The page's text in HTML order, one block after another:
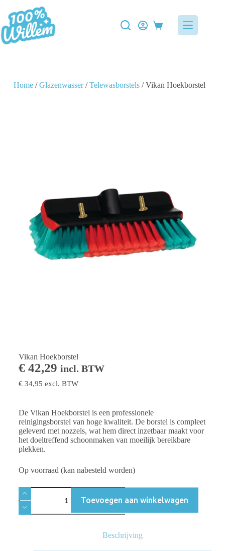
Home/Glazenwasser/Telewasborstels/ Vikan Hoekborstel
Vikan Hoekborstel
€42,29 incl. BTW
€34,95 excl. BTW
De Vikan Hoekborstel is een professionele
reinigingsborstel van hoge kwaliteit. De borstel is compleet
geleverd met nozzels, wat hem direct inzetbaar maakt voor
het doeltreffend schoonmaken van moeilijk bereikbare
plekken.
Op voorraad (kan nabesteld worden)
Toevoegen aan winkelwagen
Beschrijving